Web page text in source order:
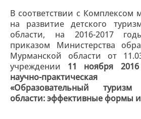
В соответствии с Комплексом
на развитие детского
области, на 2016-2017
приказом Министерства
Мурманской области от
учреждении 11 ноября 2016
научно-
«Образовательный
области: эффективные формы